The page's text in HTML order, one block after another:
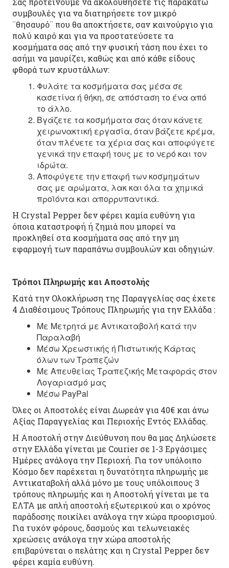
συμβουλές για να διατηρήσετε τον μικρό
¨θησαυρό¨ που θα αποκτήσετε, σαν καινούργιο για
πολύ καιρό και για να προστατεύσετε τα
κοσμήματα σας από την φυσική τάση που έχει το
ασήμι να μαυρίζει, καθώς και από κάθε είδους
φθορά των κρυστάλλων:
Φυλάτε τα κοσμήματα σας μέσα σε
κασετίνα ή θήκη, σε απόσταση το ένα από
το άλλο.
Βγάζετε τα κοσμήματα σας όταν κάνετε
χειρωνακτική εργασία, όταν βάζετε κρέμα,
όταν πλένετε τα χέρια σας και αποφύγετε
γενικά την επαφή τους με το νερό και τον
ιδρώτα.
Αποφύγετε την επαφή των κοσμημάτων
σας με αρώματα, λακ και όλα τα χημικά
προϊόντα και απορρυπαντικά.
Η Crystal Pepper δεν φέρει καμία ευθύνη για
όποια καταστροφή ή ζημιά που μπορεί να
προκληθεί στα κοσμήματα σας από την μη
εφαρμογή των παραπάνω συμβουλών και οδηγιών.
Τρόποι Πληρωμής και Αποστολής
Κατά την Ολοκλήρωση της Παραγγελίας σας έχετε
4 Διαθέσιμους Τρόπους Πληρωμής για την Ελλάδα :
Με Μετρητά με Αντικαταβολή κατά την
Παραλαβή
Μέσω Χρεωστικής ή Πιστωτικής Κάρτας
όλων των Τραπεζών
Με Απευθείας Τραπεζικής Μεταφοράς στον
Λογαριασμό μας
Μέσω PayPal
Όλες οι Αποστολές είναι Δωρεάν για 40€ και άνω
Αξίας Παραγγελίας και Περιοχής Εντός Ελλάδας.
Η Αποστολή στην Διεύθυνση που θα μας Δηλώσετε
στην Ελλάδα γίνεται με Courier σε 1-3 Εργάσιμες
Ημέρες ανάλογα την Περιοχή. Για τον υπόλοιπο
Κόσμο δεν παρέχεται η δυνατότητα πληρωμής με
Αντικαταβολή αλλά μόνο με τους υπόλοιπους 3
τρόπους πληρωμής και η Αποστολή γίνεται με τα
ΕΛΤΑ με απλή αποστολή εξωτερικού και ο χρόνος
παράδοσης ποικίλει ανάλογα την χώρα προορισμού.
Για τυχόν φόρους, δασμούς και τελωνειακές
χρεώσεις ανάλογα την χώρα αποστολής
επιβαρύνεται ο πελάτης και η Crystal Pepper δεν
φέρει καμία ευθύνη.